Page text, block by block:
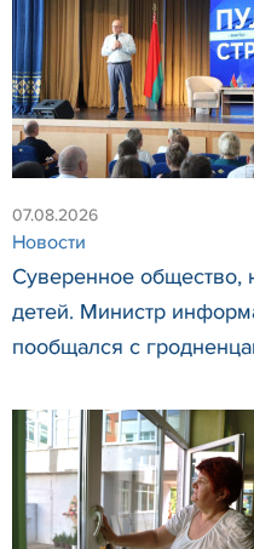
07.08.2026
Новости
Суверенное общество,
детей. Министр
пообщался с